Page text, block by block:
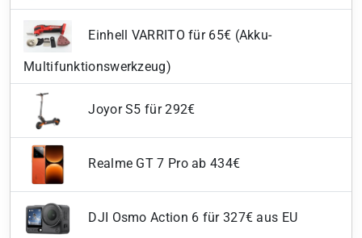
Einhell VARRITO für 65€ (Akku-
Multifunktionswerkzeug)
Joyor S5 für 292€
Realme GT 7 Pro ab 434€
DJI Osmo Action 6 für 327€ aus EU